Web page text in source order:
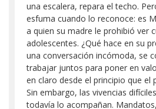
una escalera, repara el techo.
esfuma cuando lo reconoce: es
a quien su madre le prohibió ver
adolescentes. ¿Qué hace en su
una conversación incómoda, se
trabajar juntos para poner en
en claro desde el principio que el
Sin embargo, las vivencias
todavía lo acompañan.